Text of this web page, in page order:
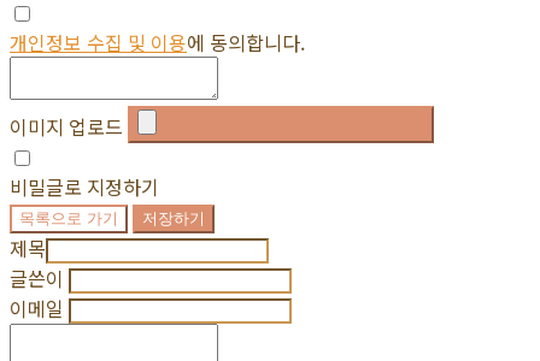
개인정보 수집 및 이용에 동의합니다.
이미지 업로드
비밀글로 지정하기
목록으로 가기 저장하기
제목
글쓴이
이메일